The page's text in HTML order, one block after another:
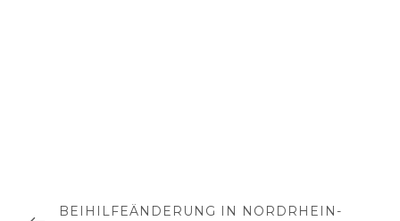
PREVIOUS
BEIHILFEÄNDERUNG IN NORDRHEIN-